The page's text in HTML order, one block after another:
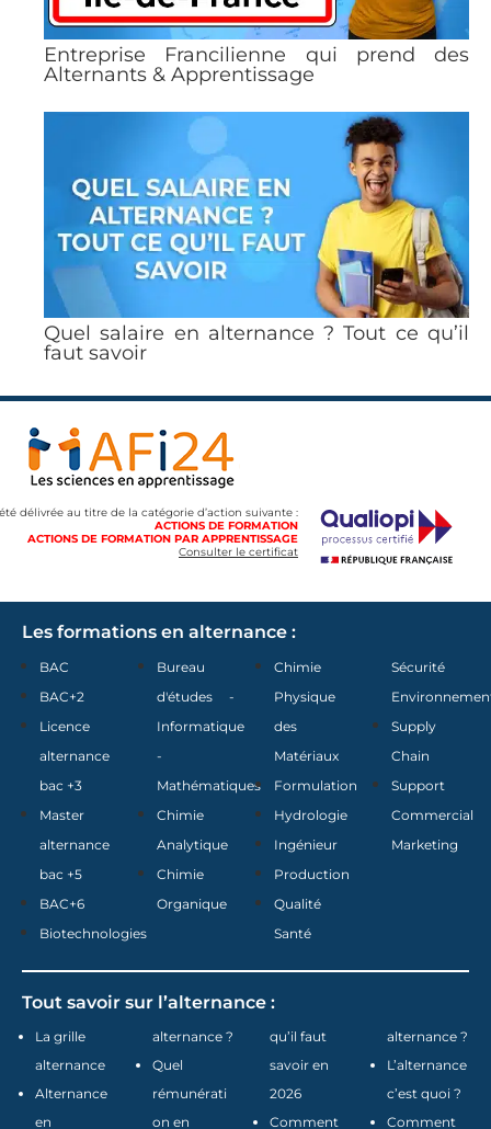
Entreprise Francilienne qui prend des
Alternants & Apprentissage
Quel salaire en alternance ? Tout ce qu’il
faut savoir
délivrée au titre de la catégorie d’action suivante :
ACTIONS DE FORMATION
ACTIONS DE FORMATION PAR APPRENTISSAGE
Consulter le certificat
Les formations en alternance :
BAC
BAC+2
Licence
alternance
bac +3
Master
alternance
bac +5
BAC+6
Biotechnologies
Bureau
d'études -
Informatique
-
Mathématiques
Chimie
Analytique
Chimie
Organique
Chimie
Physique
des
Matériaux
Formulation
Hydrologie
Ingénieur
Production
Qualité
Santé
Sécurité
Supply
Chain
Support
Commercial
Marketing
Tout savoir sur l’alternance :
La grille
alternance
Alternance
en
alternance ?
Quel
rémunérati
on en
qu’il faut
savoir en
2026
Comment
alternance ?
L’alternance
c’est quoi ?
Comment